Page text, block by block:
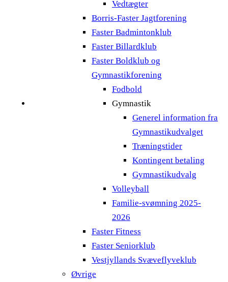
Vedtægter
Borris-Faster Jagtforening
Faster Badmintonklub
Faster Billardklub
Faster Boldklub og
Gymnastikforening
Fodbold
Gymnastik
Generel information fra
Gymnastikudvalget
Træningstider
Kontingent betaling
Gymnastikudvalg
Volleyball
Familie-svømning 2025-
2026
Faster Fitness
Faster Seniorklub
Vestjyllands Svæveflyveklub
Øvrige